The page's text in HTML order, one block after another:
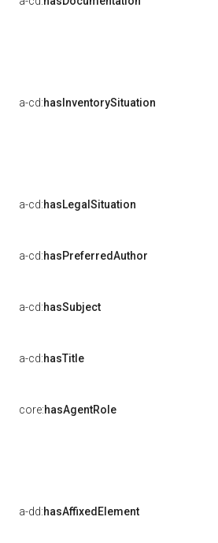
a-cd:hasInventorySituation
a-cd:hasLegalSituation
a-cd:hasPreferredAuthor
a-cd:hasSubject
a-cd:hasTitle
core:hasAgentRole
a-dd:hasAffixedElement